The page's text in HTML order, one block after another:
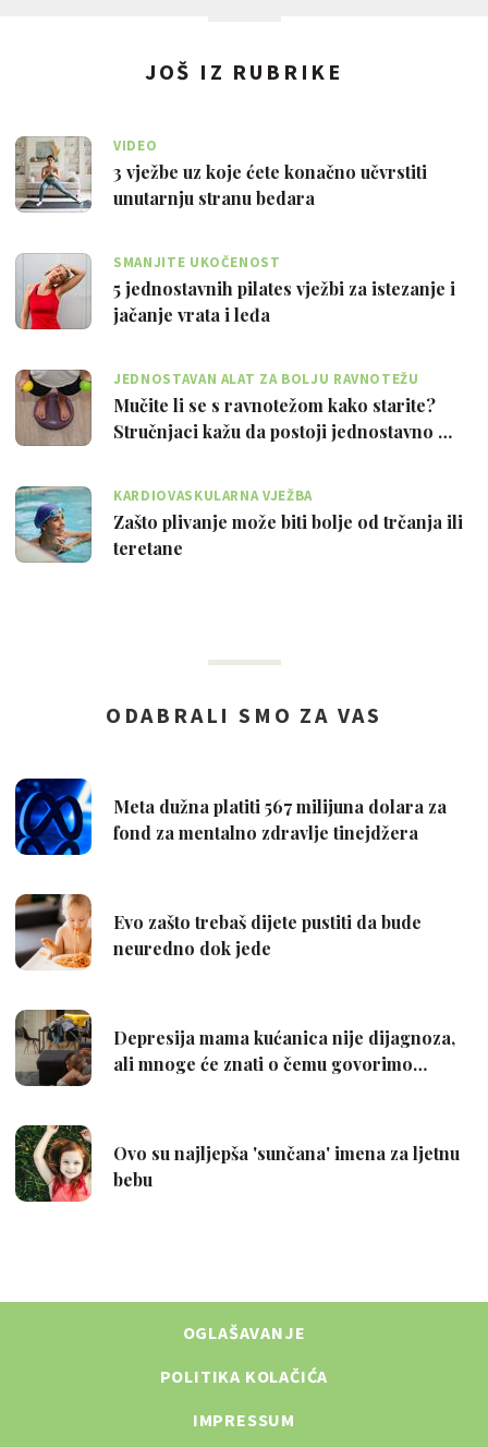
JOŠ IZ RUBRIKE
VIDEO
3 vježbe uz koje ćete konačno učvrstiti
unutarnju stranu bedara
SMANJITE UKOČENOST
5 jednostavnih pilates vježbi za istezanje i
jačanje vrata i leđa
JEDNOSTAVAN ALAT ZA BOLJU RAVNOTEŽU
Mučite li se s ravnotežom kako starite?
Stručnjaci kažu da postoji jednostavno …
KARDIOVASKULARNA VJEŽBA
Zašto plivanje može biti bolje od trčanja ili
teretane
OGLAŠAVANJE
POLITIKA KOLAČIĆA
IMPRESSUM